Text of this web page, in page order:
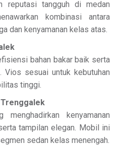
reputasi tangguh di medan
kombinasi antara
dan kenyamanan kelas atas.
bahan bakar baik serta
Vios sesuai untuk kebutuhan
tinggi.
menghadirkan kenyamanan
tampilan elegan. Mobil ini
sedan kelas menengah.